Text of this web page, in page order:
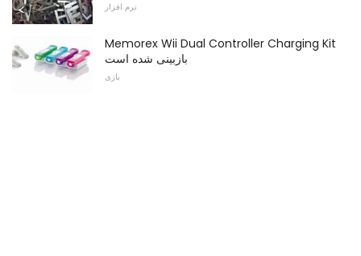
نرم افزار
Memorex Wii Dual Controller Charging Kit
بازبینی شده است
بازی